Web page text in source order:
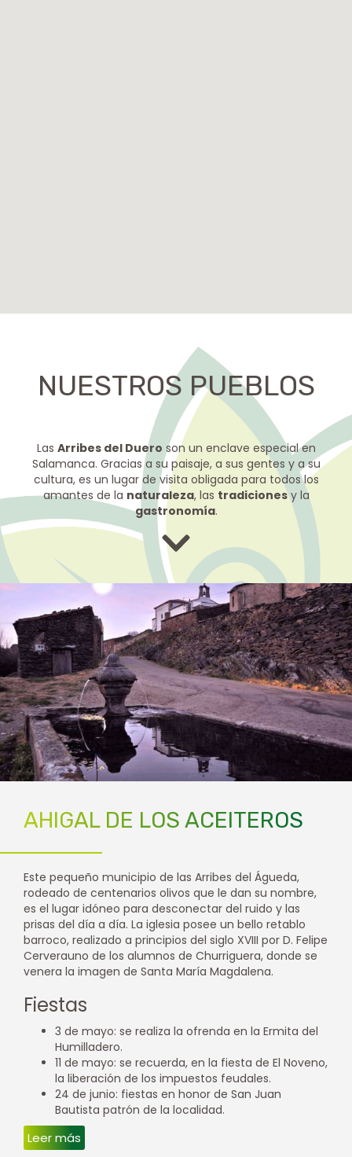
NUESTROS PUEBLOS
Las Arribes del Duero son un enclave especial en
Salamanca. Gracias a su paisaje, a sus gentes y a su
cultura, es un lugar de visita obligada para todos los
amantes de la naturaleza, las tradicionesy la
gastronomía.
AHIGAL DE LOS ACEITEROS
Este pequeño municipio de las Arribes del Águeda,
rodeado de centenarios olivos que le dan su nombre,
es el lugar idóneo para desconectar del ruido y las
prisas del día a día. La iglesia posee un bello retablo
barroco, realizado a principios del siglo XVIII por D. Felipe
Cerverauno de los alumnos de Churriguera, donde se
venera la imagen de Santa María Magdalena.
Fiestas
3 de mayo: se realiza la ofrenda en la Ermita del
Humilladero.
11 de mayo: se recuerda, en la fiesta de El Noveno,
la liberación de los impuestos feudales.
24 de junio: fiestas en honor de San Juan
Bautista patrón de la localidad.
Leer más